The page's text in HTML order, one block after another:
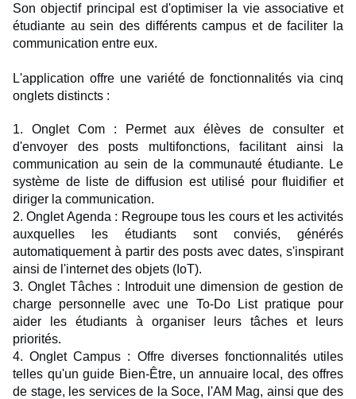
Son objectif principal est d'optimiser la vie associative et
étudiante au sein des différents campus et de faciliter la
communication entre eux.
L'application offre une variété de fonctionnalités via cinq
onglets distincts :
1. Onglet Com : Permet aux élèves de consulter et
d'envoyer des posts multifonctions, facilitant ainsi la
communication au sein de la communauté étudiante. Le
système de liste de diffusion est utilisé pour fluidifier et
diriger la communication.
2. Onglet Agenda : Regroupe tous les cours et les activités
auxquelles les étudiants sont conviés, générés
automatiquement à partir des posts avec dates, s'inspirant
ainsi de l'internet des objets (IoT).
3. Onglet Tâches : Introduit une dimension de gestion de
charge personnelle avec une To-Do List pratique pour
aider les étudiants à organiser leurs tâches et leurs
priorités.
4. Onglet Campus : Offre diverses fonctionnalités utiles
telles qu'un guide Bien-Être, un annuaire local, des offres
de stage, les services de la Soce, l'AM Mag, ainsi que des